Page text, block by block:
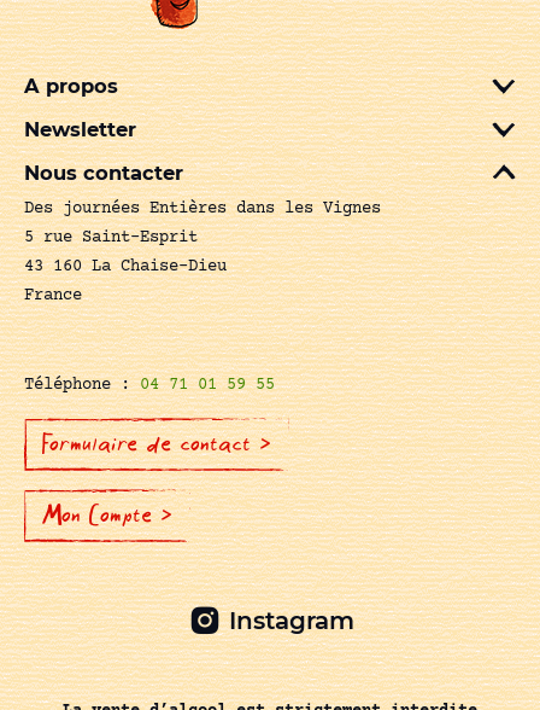
A propos
Newsletter
Nous contacter
Des journées Entières dans les Vignes
5 rue Saint-Esprit
43 160 La Chaise-Dieu
France
Téléphone :04 71 01 59 55
Formulaire de contact >
Mon Compte >
Instagram